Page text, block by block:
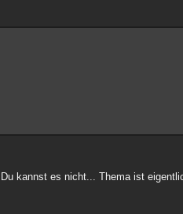
kannst es nicht... Thema ist